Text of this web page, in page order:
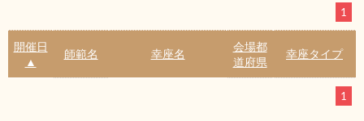
1
開催日
▲
師範名 幸座名
会場都
道府県
幸座タイプ
1